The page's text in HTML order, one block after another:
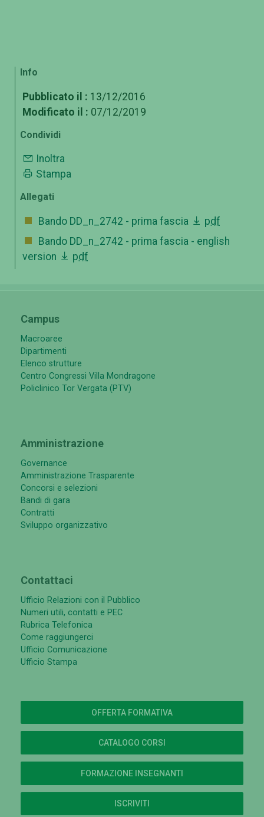
Info
Pubblicato il : 13/12/2016
Modificato il : 07/12/2019
Condividi
Inoltra
Stampa
Allegati
Bando DD_n_2742 - prima fascia
pdf
Bando DD_n_2742 - prima fascia - english
version
pdf
Campus
Macroaree
Dipartimenti
Elenco strutture
Centro Congressi Villa Mondragone
Policlinico Tor Vergata (PTV)
Amministrazione
Governance
Amministrazione Trasparente
Concorsi e selezioni
Bandi di gara
Contratti
Sviluppo organizzativo
Contattaci
Ufficio Relazioni con il Pubblico
Numeri utili, contatti e PEC
Rubrica Telefonica
Come raggiungerci
Ufficio Comunicazione
Ufficio Stampa
OFFERTA FORMATIVA
CATALOGO CORSI
FORMAZIONE INSEGNANTI
ISCRIVITI